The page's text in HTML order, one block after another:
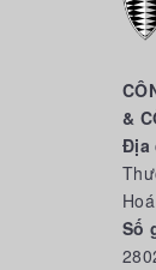
&
Hoá
Số